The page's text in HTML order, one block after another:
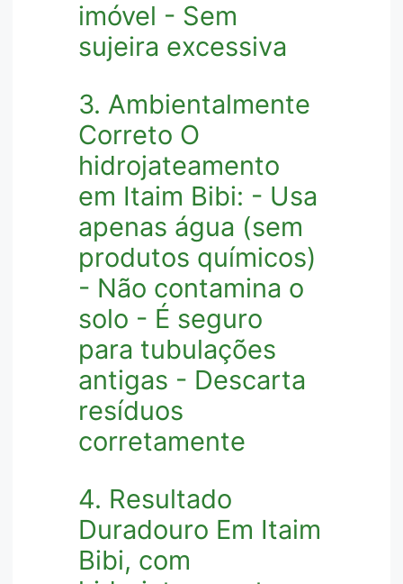
imóvel - Sem
sujeira excessiva
3. Ambientalmente
Correto O
hidrojateamento
em Itaim Bibi: - Usa
apenas água (sem
produtos químicos)
- Não contamina o
solo - É seguro
para tubulações
antigas - Descarta
resíduos
corretamente
4. Resultado
Duradouro Em Itaim
Bibi, com